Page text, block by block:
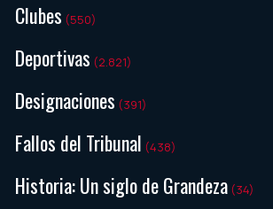
Clubes (550)
Deportivas (2.821)
Designaciones (391)
Fallos del Tribunal (438)
Historia: Un siglo de Grandeza (34)